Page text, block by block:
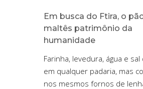
Em busca do Ftira, o
maltês patrimônio da
humanidade
Farinha, levedura, água e sal
em qualquer padaria, mas
nos mesmos fornos de